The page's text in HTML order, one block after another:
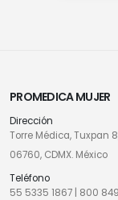
PROMEDICA MUJER
Dirección
Torre Médica, Tuxpan
06760, CDMX. México
Teléfono
55 5335 1867
800